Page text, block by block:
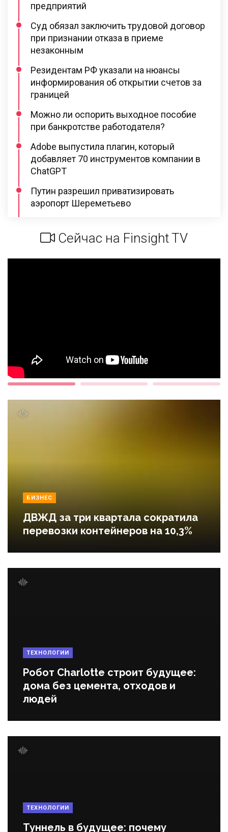
предприятий
Суд обязал заключить трудовой договор
при признании отказа в приеме
незаконным
Резидентам РФ указали на нюансы
информирования об открытии счетов за
границей
Можно ли оспорить выходное пособие
при банкротстве работодателя?
Adobe выпустила плагин, который
добавляет 70 инструментов компании в
ChatGPT
Путин разрешил приватизировать
аэропорт Шереметьево
Сейчас на Finsight TV
БИЗНЕС
ДВЖД за три квартала сократила
перевозки контейнеров на 10,3%
ТЕХНОЛОГИИ
Робот Charlotte строит будущее:
дома без цемента, отходов и
людей
ТЕХНОЛОГИИ
Туннель в будущее: почему